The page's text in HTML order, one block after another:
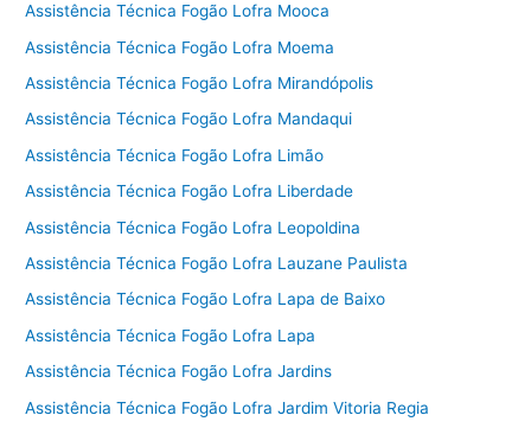
Assistência Técnica Fogão Lofra Mooca
Assistência Técnica Fogão Lofra Moema
Assistência Técnica Fogão Lofra Mirandópolis
Assistência Técnica Fogão Lofra Mandaqui
Assistência Técnica Fogão Lofra Limão
Assistência Técnica Fogão Lofra Liberdade
Assistência Técnica Fogão Lofra Leopoldina
Assistência Técnica Fogão Lofra Lauzane Paulista
Assistência Técnica Fogão Lofra Lapa de Baixo
Assistência Técnica Fogão Lofra Lapa
Assistência Técnica Fogão Lofra Jardins
Assistência Técnica Fogão Lofra Jardim Vitoria Regia